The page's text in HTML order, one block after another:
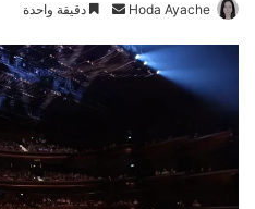
Hoda Ayache
س
دقيقة واحدة